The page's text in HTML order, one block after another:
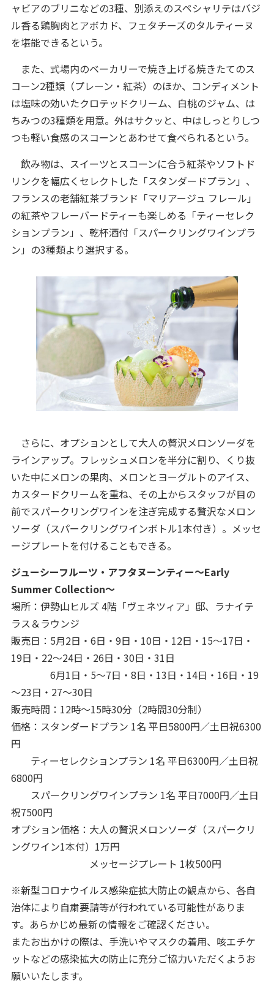
ャビアのブリニなどの3種、別添えのスペシャリテはバジ
ル香る鶏胸肉とアボカド、フェタチーズのタルティーヌ
を堪能できるという。
また、式場内のベーカリーで焼き上げる焼きたてのス
コーン2種類（プレーン・紅茶）のほか、コンディメント
は塩味の効いたクロテッドクリーム、白桃のジャム、は
ちみつの3種類を用意。外はサクッと、中はしっとりしつ
つも軽い食感のスコーンとあわせて食べられるという。
飲み物は、スイーツとスコーンに合う紅茶やソフトド
リンクを幅広くセレクトした「スタンダードプラン」、
フランスの老舗紅茶ブランド「マリアージュ フレール」
の紅茶やフレーバードティーも楽しめる「ティーセレク
ションプラン」、乾杯酒付「スパークリングワインプラ
ン」の3種類より選択する。
さらに、オプションとして大人の贅沢メロンソーダを
ラインアップ。フレッシュメロンを半分に割り、くり抜
いた中にメロンの果肉、メロンとヨーグルトのアイス、
カスタードクリームを重ね、その上からスタッフが目の
前でスパークリングワインを注ぎ完成する贅沢なメロン
ソーダ（スパークリングワインボトル1本付き）。メッセ
ージプレートを付けることもできる。
ジューシーフルーツ・アフタヌーンティー～Early
Summer Collection～
場所：伊勢山ヒルズ 4階「ヴェネツィア」邸、ラナイテ
ラス＆ラウンジ
販売日：5月2日・6日・9日・10日・12日・15～17日・
19日・22～24日・26日・30日・31日
6月1日・5～7日・8日・13日・14日・16日・19
～23日・27～30日
販売時間：12時～15時30分（2時間30分制）
価格：スタンダードプラン 1名 平日5800円／土日祝6300
円
ティーセレクションプラン 1名 平日6300円／土日祝
6800円
スパークリングワインプラン 1名 平日7000円／土日
祝7500円
オプション価格：大人の贅沢メロンソーダ（スパークリ
ングワイン1本付）1万円
メッセージプレート 1枚500円
※新型コロナウイルス感染症拡大防止の観点から、各自
治体により自粛要請等が行われている可能性がありま
す。あらかじめ最新の情報をご確認ください。
またお出かけの際は、手洗いやマスクの着用、咳エチケ
ットなどの感染拡大の防止に充分ご協力いただくようお
願いいたします。